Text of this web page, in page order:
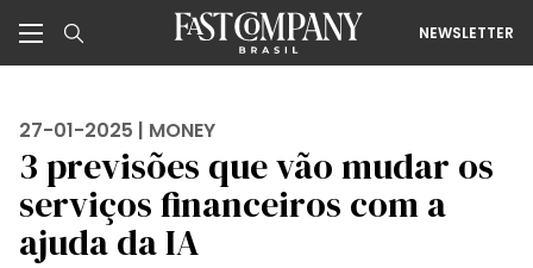
NEWSLETTER
27-01-2025 | MONEY
3 previsões que vão mudar os
serviços financeiros com a
ajuda da IA